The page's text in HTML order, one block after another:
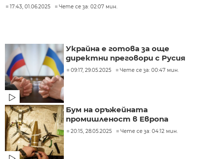
17:43, 01.06.2025 Чете се за: 02:07 мин.
Украйна е готова за още
директни преговори с Русия
09:17, 29.05.2025 Чете се за: 00:47 мин.
Бум на оръжейната
промишленост в Европа
20:15, 28.05.2025 Чете се за: 04:12 мин.